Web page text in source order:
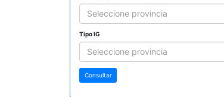
Seleccione provincia
Tipo IG
Seleccione provincia
Consultar